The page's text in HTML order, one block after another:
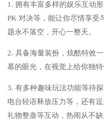
1. 拥有丰富多样的娱乐互动
PK 对决等，能让你尽情享受
题永不落空，开心一整天。
2. 具备海量装扮，炫酷特效
慕的眼光，在视觉上给你独特
3. 有多种趣味玩法功能等待
电台轻语释放压力等，还有
礼物整蛊等互动，热闹从不缺